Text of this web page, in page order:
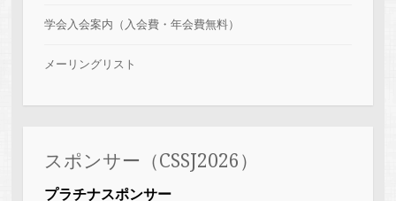
学会入会案内（入会費・年会費無料）
メーリングリスト
スポンサー（CSSJ2026）
プラチナスポンサー